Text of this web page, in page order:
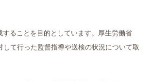
ることを目的としています。厚生労働省
て行った監督指導や送検の状況について取